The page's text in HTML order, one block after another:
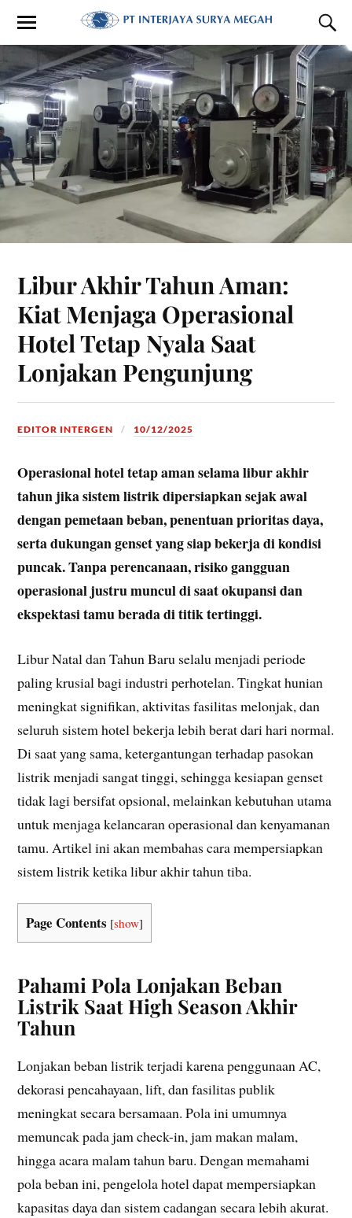
Libur Akhir Tahun Aman:
Kiat Menjaga Operasional
Hotel Tetap Nyala Saat
Lonjakan Pengunjung
EDITOR INTERGEN 10/12/2025
Operasional hotel tetap aman selama libur akhir
tahun jika sistem listrik dipersiapkan sejak awal
dengan pemetaan beban, penentuan prioritas daya,
serta dukungan genset yang siap bekerja di kondisi
puncak. Tanpa perencanaan, risiko gangguan
operasional justru muncul di saat okupansi dan
ekspektasi tamu berada di titik tertinggi.
Libur Natal dan Tahun Baru selalu menjadi periode
paling krusial bagi industri perhotelan. Tingkat hunian
meningkat signifikan, aktivitas fasilitas melonjak, dan
seluruh sistem hotel bekerja lebih berat dari hari normal.
Di saat yang sama, ketergantungan terhadap pasokan
listrik menjadi sangat tinggi, sehingga kesiapan genset
tidak lagi bersifat opsional, melainkan kebutuhan utama
untuk menjaga kelancaran operasional dan kenyamanan
tamu. Artikel ini akan membahas cara mempersiapkan
sistem listrik ketika libur akhir tahun tiba.
Page Contents [show]
Pahami Pola Lonjakan Beban
Listrik Saat High Season Akhir
Tahun
Lonjakan beban listrik terjadi karena penggunaan AC,
dekorasi pencahayaan, lift, dan fasilitas publik
meningkat secara bersamaan. Pola ini umumnya
memuncak pada jam check-in, jam makan malam,
hingga acara malam tahun baru. Dengan memahami
pola beban ini, pengelola hotel dapat mempersiapkan
kapasitas daya dan sistem cadangan secara lebih akurat.